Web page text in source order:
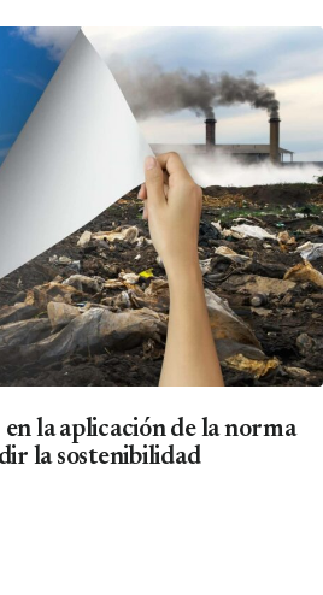
la aplicación de la norma
la sostenibilidad